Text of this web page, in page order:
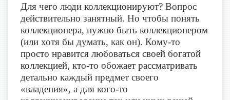
Для чего люди коллекционируют? Вопрос
действительно занятный. Но чтобы понять
коллекционера, нужно быть коллекционером
(или хотя бы думать, как он). Кому-то
просто нравится любоваться своей богатой
коллекцией, кто-то обожает рассматривать
детально каждый предмет своего
«владения», а для кого-то